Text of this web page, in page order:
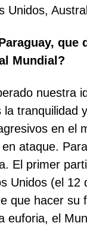
Unidos,
que
Mundial?
nuestra
la tranquilidad
en el
ataque.
El primer
Unidos (el 12
que hacer su
euforia, el